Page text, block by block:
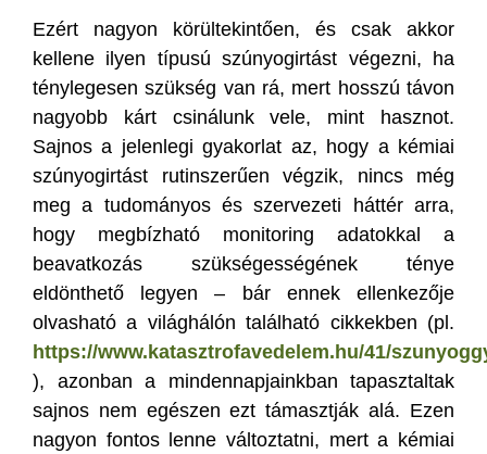
Ezért nagyon körültekintően, és csak akkor
kellene ilyen típusú szúnyogirtást végezni, ha
ténylegesen szükség van rá, mert hosszú távon
nagyobb kárt csinálunk vele, mint hasznot.
Sajnos a jelenlegi gyakorlat az, hogy a kémiai
szúnyogirtást rutinszerűen végzik, nincs még
meg a tudományos és szervezeti háttér arra,
hogy megbízható monitoring adatokkal a
beavatkozás szükségességének ténye
eldönthető legyen – bár ennek ellenkezője
olvasható a világhálón található cikkekben (pl.
https://www.katasztrofavedelem.hu/41/
), azonban a mindennapjainkban tapasztaltak
sajnos nem egészen ezt támasztják alá. Ezen
nagyon fontos lenne változtatni, mert a kémiai